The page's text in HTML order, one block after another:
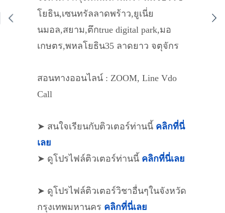
โยธิน,เซนทรัลลาดพร้าว,ยูเนี่ย
นมอล,สยาม,ตึกtrue digital park,มอ
เกษตร,พหลโยธิน35 ลาดยาว จตุจักร
สอนทางออนไลน์ : ZOOM, Line Vdo
Call
➤ สนใจเรียนกับติวเตอร์ท่านนี้ คลิกที่นี่
เลย
➤ ดูโปรไฟล์ติวเตอร์ท่านนี้ คลิกที่นี่เลย
➤ ดูโปรไฟล์ติวเตอร์วิชาอื่นๆในจังหวัด
กรุงเทพมหานคร คลิกที่นี่เลย